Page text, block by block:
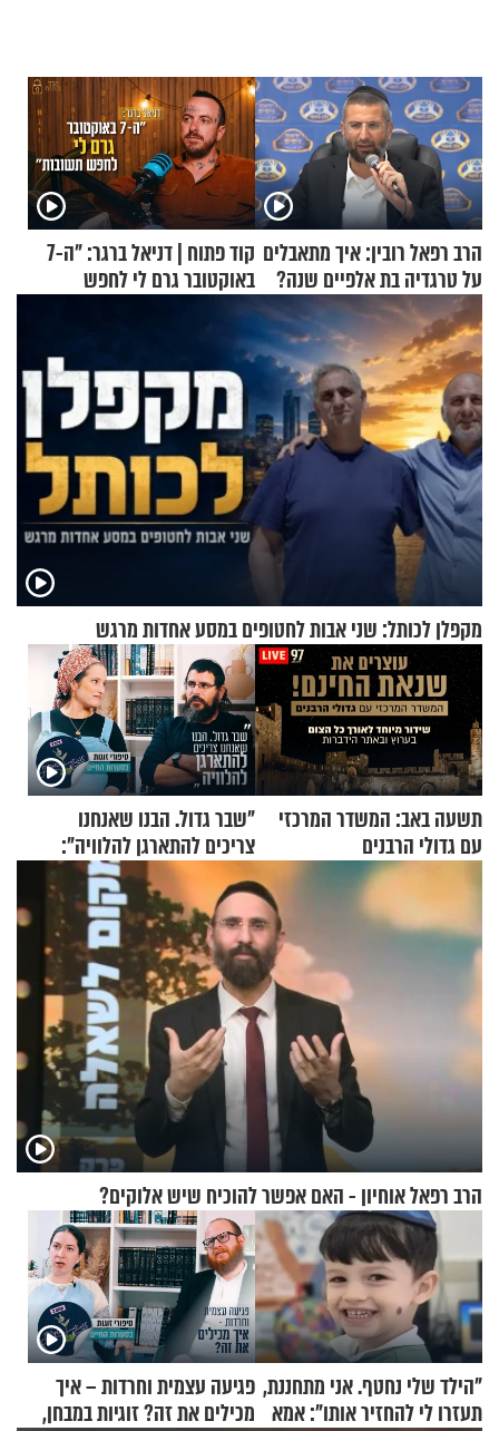
הרב רפאל רובין: איך מתאבלים
על טרגדיה בת אלפיים שנה?
קוד פתוח | דניאל ברגר: "ה-7
באוקטובר גרם לי לחפש
תשובות"
מקפלן לכותל: שני אבות לחטופים במסע אחדות מרגש
תשעה באב: המשדר המרכזי
עם גדולי הרבנים
"שבר גדול. הבנו שאנחנו
צריכים להתארגן להלוויה":
זוגיות במבחן, הפעם עם מרים
וגד דנינו
הרב רפאל אוחיון - האם אפשר להוכיח שיש אלוקים?
"הילד שלי נחטף. אני מתחננת,
תעזרו לי להחזיר אותו": אמא
פגיעה עצמית וחרדות – איך
מכילים את זה? זוגיות במבחן,